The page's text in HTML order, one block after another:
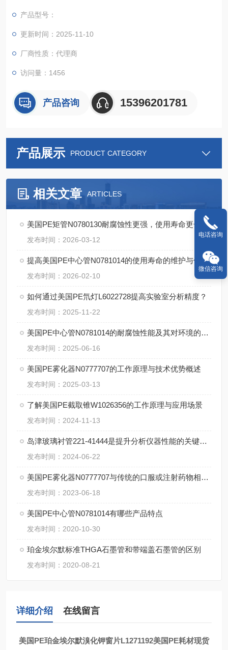
灯、色谱柱、比色皿、顶空压盖瓶、隔垫、样品瓶等常用耗材常
备现货，*，详情请。
产品型号：
更新时间：2025-11-10
厂商性质：代理商
访问量：1456
产品咨询 15396201781
产品展示 PRODUCT CATEGORY
相关文章 ARTICLES
美国PE矩管N0780130耐腐蚀性更强，使用寿命更长
发布时间：2026-03-12
提高美国PE中心管N0781014的使用寿命的维护与保养建议
发布时间：2026-02-10
如何通过美国PE氘灯L6022728提高实验室分析精度？
发布时间：2025-11-22
美国PE中心管N0781014的耐腐蚀性能及其对环境的适应性
发布时间：2025-06-16
美国PE雾化器N0777707的工作原理与技术优势概述
发布时间：2025-03-13
了解美国PE截取锥W1026356的工作原理与应用场景
发布时间：2024-11-13
岛津玻璃衬管221-41444是提升分析仪器性能的关键组件
发布时间：2024-06-22
美国PE雾化器N0777707与传统的口服或注射药物相比有哪些优点？
发布时间：2023-06-18
美国PE中心管N0781014有哪些产品特点
发布时间：2020-10-30
珀金埃尔默标准THGA石墨管和带端盖石墨管的区别
发布时间：2020-08-21
详细介绍 在线留言
美国PE珀金埃尔默溴化钾窗片L1271192美国PE耗材现货
电话咨询
微信咨询